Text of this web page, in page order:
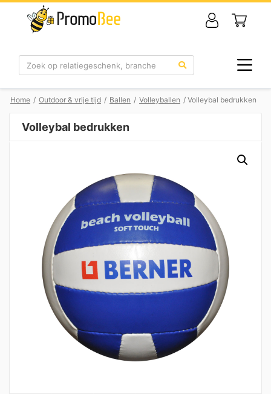
Zoek
Home / Outdoor & vrije tijd / Ballen / Volleyballen / Volleybal bedrukken
Volleybal bedrukken